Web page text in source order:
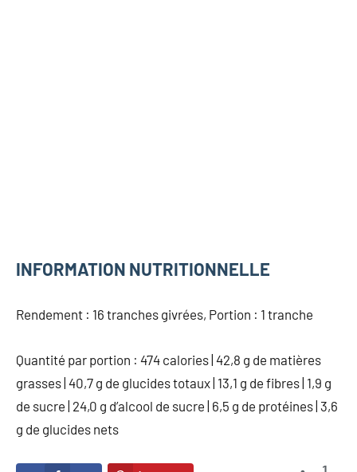
INFORMATION NUTRITIONNELLE
Rendement : 16 tranches givrées, Portion : 1 tranche
Quantité par portion : 474 calories | 42,8 g de matières
grasses | 40,7 g de glucides totaux | 13,1 g de fibres | 1,9 g
de sucre | 24,0 g d’alcool de sucre | 6,5 g de protéines | 3,6
g de glucides nets